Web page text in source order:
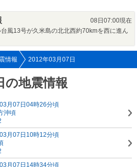
08日07:00現在
風13号が久米島の北北西約70kmを西に進ん
情報 2012年03月07日
の地震情報
月07日04時26分頃
沖頃
月07日10時12分頃
月07日14時34分頃